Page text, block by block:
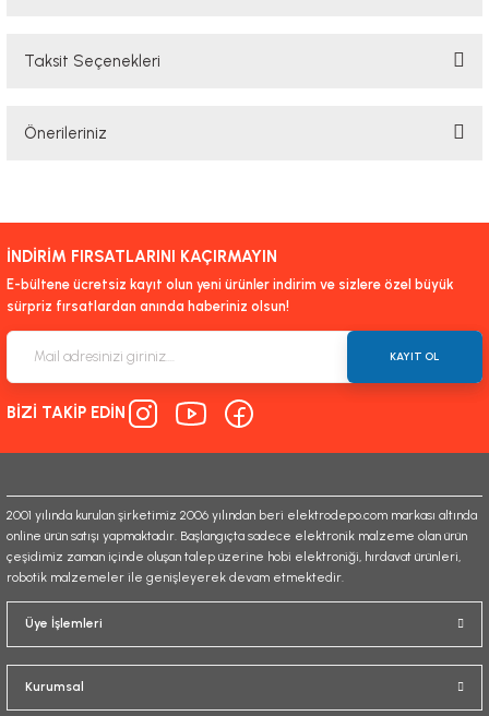
Taksit Seçenekleri
Önerileriniz
yetersiz gördüğünüz noktaları öneri formunu kullanarak tarafımıza
iletebilirsiniz.
Görüş ve önerileriniz için teşekkür ederiz.
Ürün açıklamasında eksik bilgiler bulunuyor.
Ürün bilgilerinde hatalar bulunuyor.
Ürün fiyatı diğer sitelerden daha pahalı.
Gönder
İNDİRİM FIRSATLARINI KAÇIRMAYIN
E-bültene ücretsiz kayıt olun yeni ürünler indirim ve sizlere özel büyük
sürpriz fırsatlardan anında haberiniz olsun!
KAYIT OL
BİZİ TAKİP EDİN
2001 yılında kurulan şirketimiz 2006 yılından beri elektrodepo.com markası altında
online ürün satışı yapmaktadır. Başlangıçta sadece elektronik malzeme olan ürün
çeşidimiz zaman içinde oluşan talep üzerine hobi elektroniği, hırdavat ürünleri,
robotik malzemeler ile genişleyerek devam etmektedir.
Üye İşlemleri
Kurumsal